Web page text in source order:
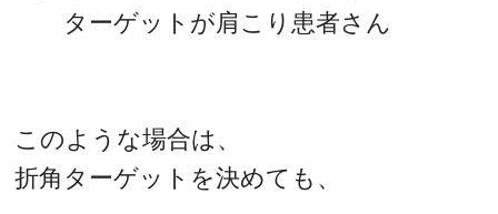
ターゲットが肩こり患者さん
このような場合は、
折角ターゲットを決めても、